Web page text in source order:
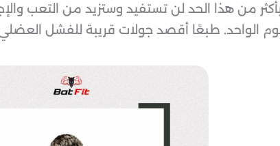
الواحد. طبعًا أقصد جولات قريبة للفشل